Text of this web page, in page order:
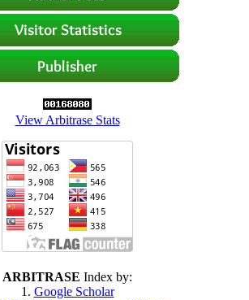
View Arbitrase Stats
ARBITRASE Index by:
1. Google Scholar